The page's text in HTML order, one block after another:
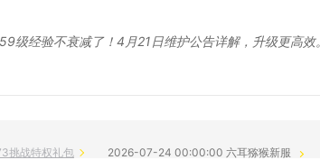
级经验不衰减了！4月21日维护公告详解，升级更高
挑战特权礼包 2026-07-24 00:00:00 六耳猕猴新服